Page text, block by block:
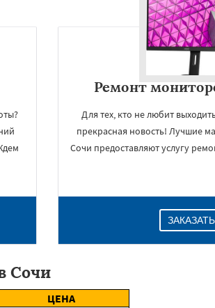
Ремонт
Для тех, кто не любит
прекрасная новость! Лучшие
Сочи предоставляют услугу
ЗАКАЗАТЬ
Сочи
ЦЕНА